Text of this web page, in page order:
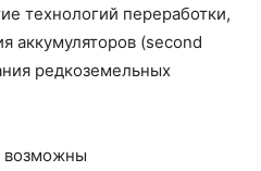
технологий переработки,
аккумуляторов (second
редкоземельных
возможны